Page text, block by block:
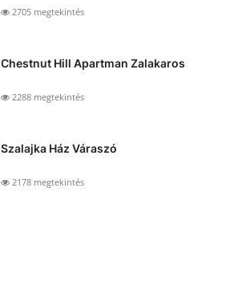
2705 megtekintés
Chestnut Hill Apartman Zalakaros
2288 megtekintés
Szalajka Ház Váraszó
2178 megtekintés